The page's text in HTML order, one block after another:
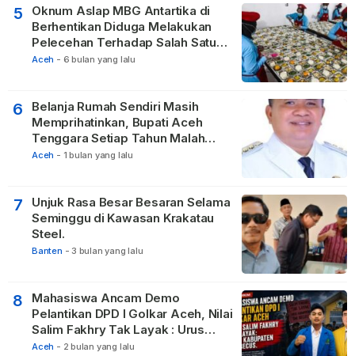
5
Oknum Aslap MBG Antartika di
Berhentikan Diduga Melakukan
Pelecehan Terhadap Salah Satu
Relawan
Aceh - 6 bulan yang lalu
6
Belanja Rumah Sendiri Masih
Memprihatinkan, Bupati Aceh
Tenggara Setiap Tahun Malah
Membangun Pasilitas Rumah
Aceh - 1 bulan yang lalu
7
Unjuk Rasa Besar Besaran Selama
Seminggu di Kawasan Krakatau
Steel.
Banten - 3 bulan yang lalu
8
Mahasiswa Ancam Demo
Pelantikan DPD I Golkar Aceh, Nilai
Salim Fakhry Tak Layak : Urus
Kabupaten Tak Becus.
Aceh - 2 bulan yang lalu